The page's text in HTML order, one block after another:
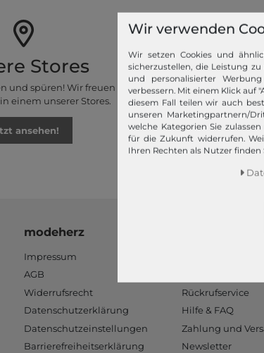
Stores
und spüren! Wir freuen uns auf
einem unserer Stores.
ansehen!
Wir
modeherz
Impressum
AGB
Widerrufsrecht
Datenschutzerklärung
Datenschutzeinstellungen
Barrierefreiheitserklärung
Rückrufservice
Hilfe & FAQ
Zahlung und
Newsletter
Wir verwenden
Wir setzen Cookies und
sicherzustellen, die Leistung
und personalisierter
verbessern. Mit einem Klick auf
diesem Fall teilen wir auch
unseren Marketingpartnern/
welche Kategorien Sie
für die Zukunft widerrufen.
Ihren Rechten als Nutzer finden